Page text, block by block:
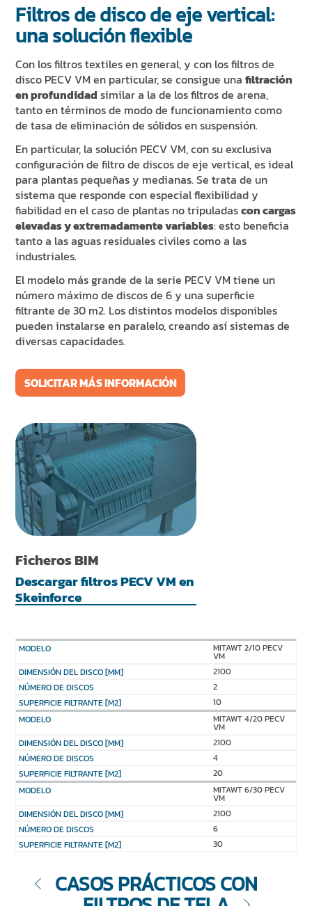
Filtros de disco de eje vertical:
una solución flexible
Con los filtros textiles en general, y con los filtros de
disco PECV VM en particular, se consigue unafiltración
en profundidad similar a la de los filtros de arena,
tanto en términos de modo de funcionamiento como
de tasa de eliminación de sólidos en suspensión.
En particular, la solución PECV VM, con su exclusiva
configuración de filtro de discos de eje vertical, es ideal
para plantas pequeñas y medianas. Se trata de un
sistema que responde con especial flexibilidad y
fiabilidad en el caso de plantas no tripuladascon cargas
elevadas y extremadamente variables: esto beneficia
tanto a las aguas residuales civiles como a las
industriales.
El modelo más grande de la serie PECV VM tiene un
número máximo de discos de 6 y una superficie
filtrante de 30 m2. Los distintos modelos disponibles
pueden instalarse en paralelo, creando así sistemas de
diversas capacidades.
SOLICITAR MÁS INFORMACIÓN
Ficheros BIM
Descargar filtros PECV VM en
Skeinforce
MITAWT 2/10 PECV
VM
2100
2
10
MITAWT 4/20 PECV
VM
2100
4
20
MITAWT 6/30 PECV
VM
2100
6
30
CASOS PRÁCTICOS CON